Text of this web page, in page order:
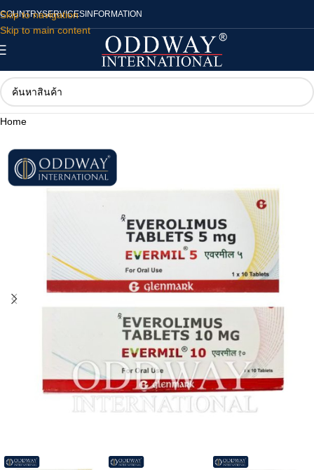
Skip to navigation
Skip to main content
COUNTRYSERVICES INFORMATION
Home